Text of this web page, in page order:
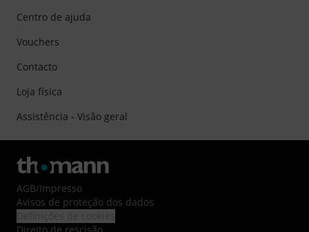
Centro de ajuda
Vouchers
Contacto
Loja física
Assistência - Visão geral
AGB/Impresso
Avisos de proteção dos dados